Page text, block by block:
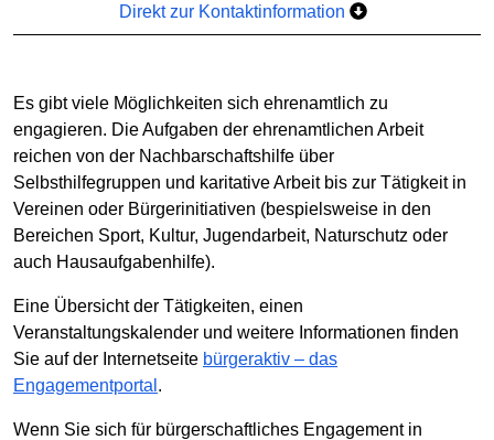
Direkt zur Kontaktinformation
Es gibt viele Möglichkeiten sich ehrenamtlich zu
engagieren. Die Aufgaben der ehrenamtlichen Arbeit
reichen von der Nachbarschaftshilfe über
Selbsthilfegruppen und karitative Arbeit bis zur Tätigkeit in
Vereinen oder Bürgerinitiativen (bespielsweise in den
Bereichen Sport, Kultur, Jugendarbeit, Naturschutz oder
auch Hausaufgabenhilfe).
Eine Übersicht der Tätigkeiten, einen
Veranstaltungskalender und weitere Informationen finden
Sie auf der Internetseite bürgeraktiv – das
Engagementportal .
Wenn Sie sich für bürgerschaftliches Engagement in